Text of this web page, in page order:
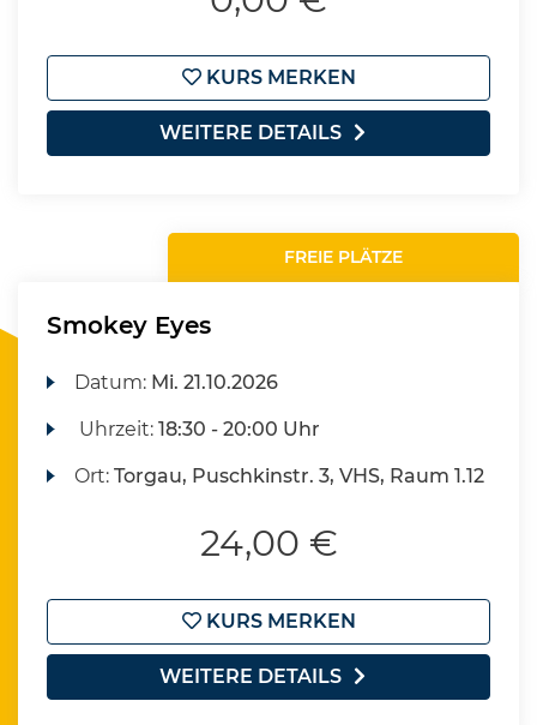
KURS MERKEN
WEITERE DETAILS
FREIE PLÄTZE
Smokey Eyes
Datum: Mi. 21.10.2026
Uhrzeit:18:30 - 20:00 Uhr
Ort:Torgau, Puschkinstr. 3, VHS, Raum 1.12
24,00 €
KURS MERKEN
WEITERE DETAILS